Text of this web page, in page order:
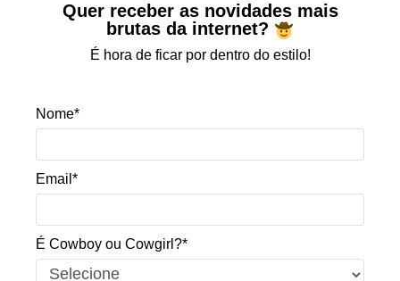
Quer receber as novidades mais
brutas da internet?
É hora de ficar por dentro do estilo!
Nome*
Email*
É Cowboy ou Cowgirl?*